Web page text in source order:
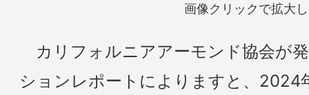
画像クリックで拡大
カリフォルニアアーモンド協会が
ションレポートによりますと、2024